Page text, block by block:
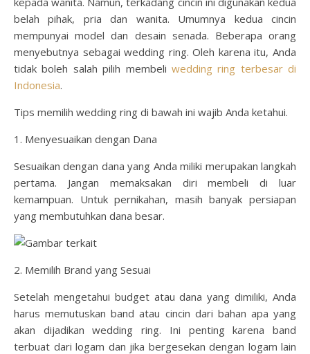
belah pihak, pria dan wanita. Umumnya kedua cincin
mempunyai model dan desain senada. Beberapa orang
menyebutnya sebagai wedding ring. Oleh karena itu, Anda
tidak boleh salah pilih membeli wedding ring terbesar di
Indonesia.
Tips memilih wedding ring di bawah ini wajib Anda ketahui.
1. Menyesuaikan dengan Dana
Sesuaikan dengan dana yang Anda miliki merupakan langkah
pertama. Jangan memaksakan diri membeli di luar
kemampuan. Untuk pernikahan, masih banyak persiapan
yang membutuhkan dana besar.
2. Memilih Brand yang Sesuai
Setelah mengetahui budget atau dana yang dimiliki, Anda
harus memutuskan band atau cincin dari bahan apa yang
akan dijadikan wedding ring. Ini penting karena band
terbuat dari logam dan jika bergesekan dengan logam lain